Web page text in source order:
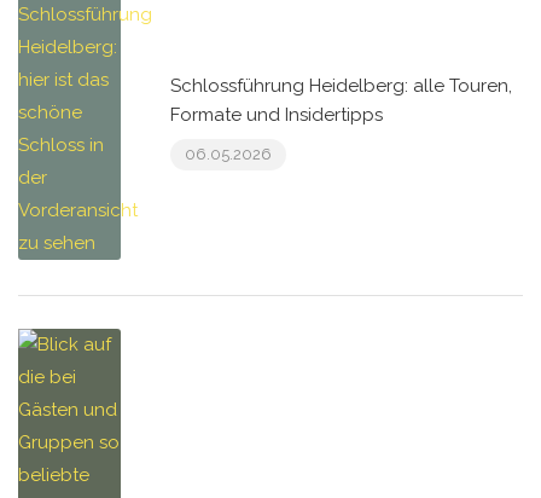
Schlossführung Heidelberg: alle Touren,
Formate und Insidertipps
06.05.2026